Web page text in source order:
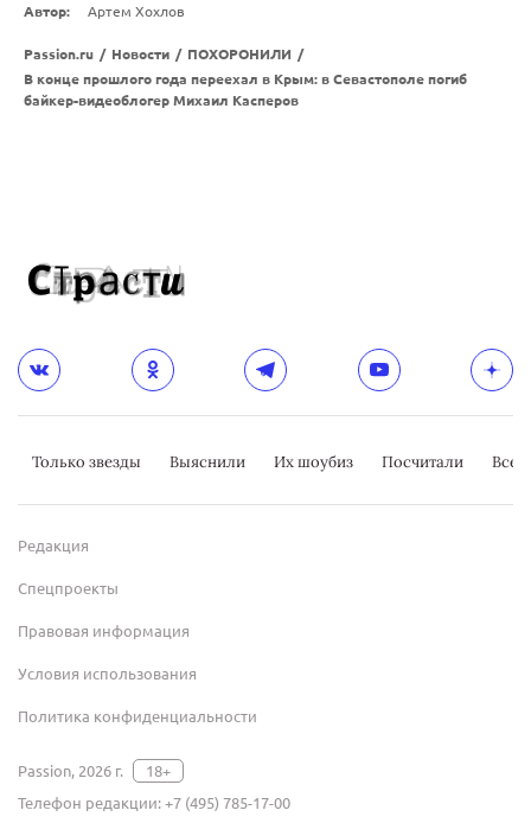
Автор: Артем Хохлов
Passion.ru / Новости / ПОХОРОНИЛИ /
В конце прошлого года переехал в Крым: в Севастополе погиб
байкер-видеоблогер Михаил Касперов
Только звезды Выяснили Их шоубиз Посчитали
Редакция
Спецпроекты
Правовая информация
Условия использования
Политика конфиденциальности
Passion, 2026 г.
18+
Телефон редакции:+7 (495) 785-17-00